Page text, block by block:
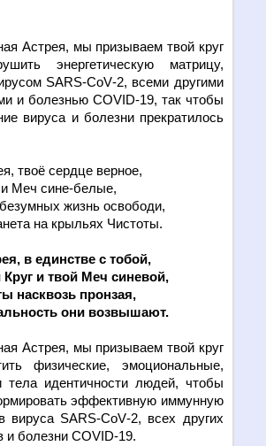
Астрея, мы призываем твой круг
энергетическую матрицу,
SARS-CoV-2, всеми другими
и болезнью COVID-19, так чтобы
вируса и болезни прекратилось
твоё сердце верное,
Меч сине-белые,
жизнь освободи,
на крыльях Чистоты.
в единcтве с тобой,
и твой Меч синевой,
насквозь пронзая,
они возвышают.
Астрея, мы призываем твой круг
физические, эмоциональные,
тела идентичности людей, чтобы
эффективную иммунную
вируса SARS-CoV-2, всех других
и болезниCOVID-19.